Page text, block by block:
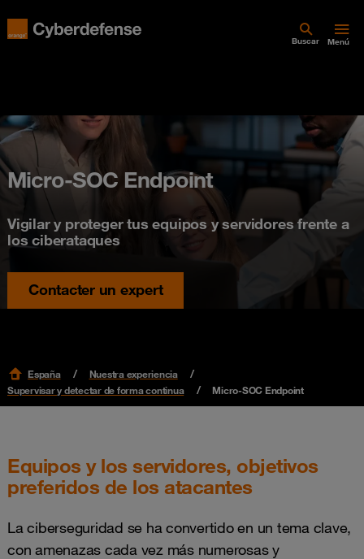
Buscar Menú
Micro-SOC Endpoint
Vigilar y proteger tus equipos y servidores frente a
los ciberataques
Contacter un expert
España
Nuestra experiencia
Supervisar y detectar de forma continua
Micro-SOC Endpoint
Equipos y los servidores, objetivos
preferidos de los atacantes
La ciberseguridad se ha convertido en un tema clave,
con amenazas cada vez más numerosas y